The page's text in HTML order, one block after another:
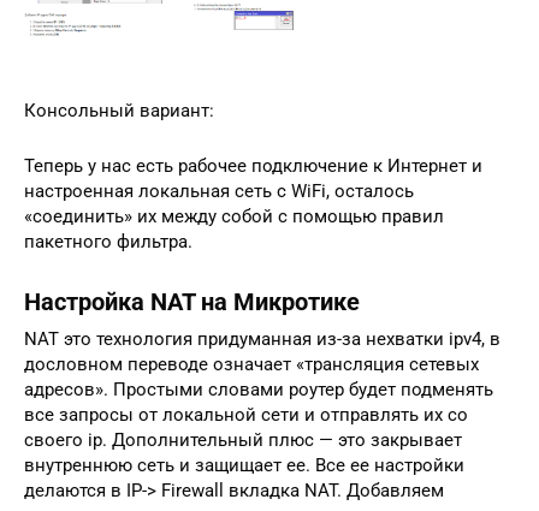
Консольный вариант:
Теперь у нас есть рабочее подключение к Интернет и
настроенная локальная сеть c WiFi, осталось
«соединить» их между собой с помощью правил
пакетного фильтра.
Настройка NAT на Микротике
NAT это технология придуманная из-за нехватки ipv4, в
дословном переводе означает «трансляция сетевых
адресов». Простыми словами роутер будет подменять
все запросы от локальной сети и отправлять их со
своего ip. Дополнительный плюс — это закрывает
внутреннюю сеть и защищает ее. Все ее настройки
делаются в IP-> Firewall вкладка NAT. Добавляем